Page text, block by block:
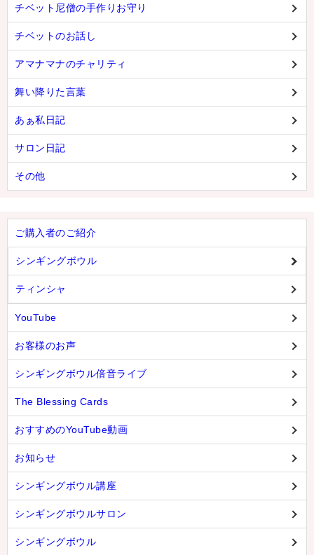
チベット尼僧の手作りお守り
チベットのお話し
アマナマナのチャリティ
舞い降りた言葉
あぁ私日記
サロン日記
その他
ご購入者のご紹介
シンギングボウル
ティンシャ
YouTube
お客様のお声
シンギングボウル倍音ライブ
The Blessing Cards
おすすめのYouTube動画
お知らせ
シンギングボウル講座
シンギングボウルサロン
シンギングボウル